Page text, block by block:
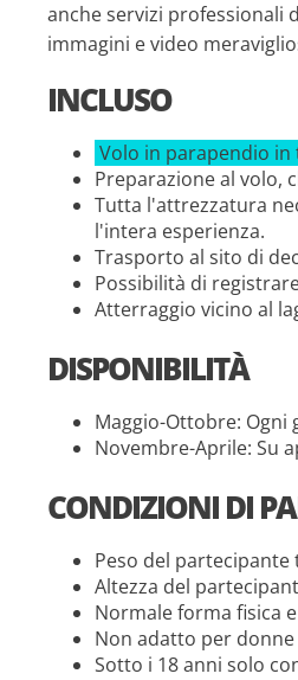
anche servizi professionali
immagini e video
INCLUSO
Volo in parapendio in
Preparazione al volo,
Tutta l'attrezzatura
l'intera esperienza.
Trasporto al sito di
Possibilità di
Atterraggio vicino al
DISPONIBILITÀ
Maggio-Ottobre: Ogni
Novembre-Aprile: Su
CONDIZIONI DI
Peso del partecipante
Altezza del
Normale forma fisica
Non adatto per
Sotto i 18 anni solo